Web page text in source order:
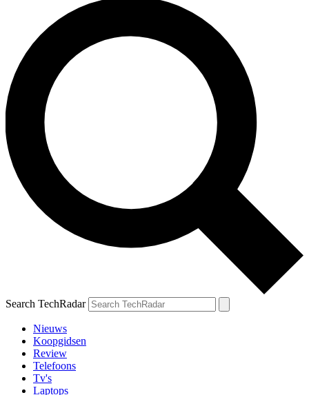
Search TechRadar
Nieuws
Koopgidsen
Review
Telefoons
Tv's
Laptops